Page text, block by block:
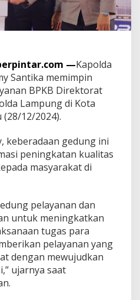
n
G
e
d
u
n
P
e
l
n
a
n
P
K
B
—Kapolda
Santika memimpin
BPKB Direktorat
Lampung di Kota
12/2024).
keberadaan gedung ini
peningkatan kualitas
masyarakat di
pelayanan dan
untuk meningkatkan
tugas para
pelayanan yang
dengan mewujudkan
ujarnya saat